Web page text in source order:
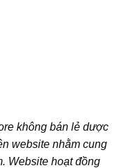
không bán lẻ dược
website nhằm cung
Website hoạt đồng